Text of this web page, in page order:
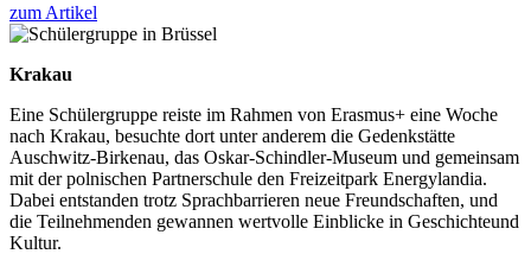
zum Artikel
Krakau
Eine Schülergruppe reiste im Rahmen von Erasmus+ eine Woche
nach Krakau, besuchte dort unter anderem die Gedenkstätte
Auschwitz-Birkenau, das Oskar-Schindler-Museum und gemeinsam
mit der polnischen Partnerschule den Freizeitpark Energylandia.
Dabei entstanden trotz Sprachbarrieren neue Freundschaften, und
die Teilnehmenden gewannen wertvolle Einblicke in Geschichteund
Kultur.